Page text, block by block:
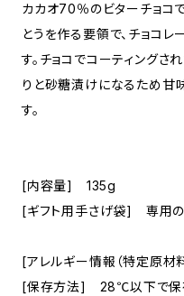
カカオ70％のビターチョコ
とうを作る要領で、チョコレ
す。チョコでコーティングさ
りと砂糖漬けになるため甘
す。
[内容量] 135g
[ギフト用手さげ袋] 専用の
[アレルギー情報（特定原
[保存方法] 28℃以下で保